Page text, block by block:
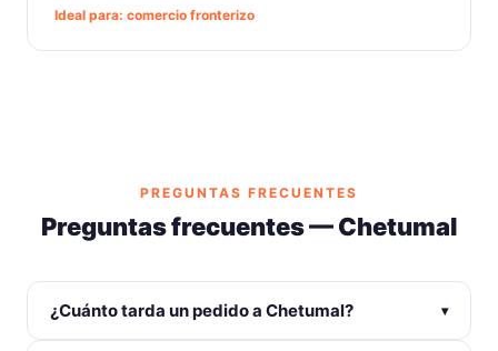
Ideal para: comercio fronterizo
PREGUNTAS FRECUENTES
Preguntas frecuentes — Chetumal
¿Cuánto tarda un pedido a Chetumal? ▾